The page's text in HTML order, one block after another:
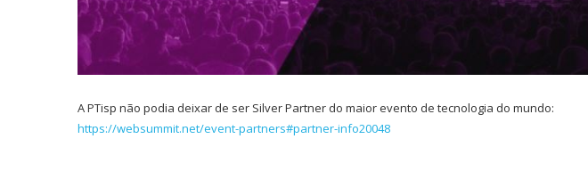
A PTisp não podia deixar de ser Silver Partner do maior evento de tecnologia do mundo:
https://websummit.net/event-partners#partner-info20048